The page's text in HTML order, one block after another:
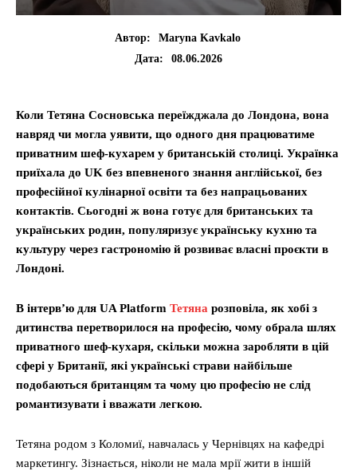
Автор:
Maryna Kavkalo
Дата:
08.06.2026
Коли Тетяна Сосновська переїжджала до Лондона, вона
навряд чи могла уявити, що одного дня працюватиме
приватним шеф-кухарем у британській столиці. Українка
приїхала до UK без впевненого знання англійської, без
професійної кулінарної освіти та без напрацьованих
контактів. Сьогодні ж вона готує для британських та
українських родин, популяризує українську кухню та
культуру через гастрономію й розвиває власні проєкти в
Лондоні.
В інтерв’ю для UA Platform Тетяна розповіла, як хобі з
дитинства перетворилося на професію, чому обрала шлях
приватного шеф-кухаря, скільки можна заробляти в цій
сфері у Британії, які українські страви найбільше
подобаються британцям та чому цю професію не слід
романтизувати і вважати легкою.
Тетяна родом з Коломиї, навчалась у Чернівцях на кафедрі
маркетингу. Зізнається, ніколи не мала мрії жити в іншій